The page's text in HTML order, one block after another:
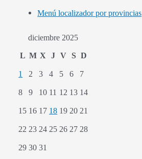
Menú localizador por provincias
diciembre 2025
L M X J V S D
1
2 3 4 5 6
7
8
9 10 11 12 13 14
15 16 17 18 19 20 21
22 23 24 25 26 27 28
29 30 31